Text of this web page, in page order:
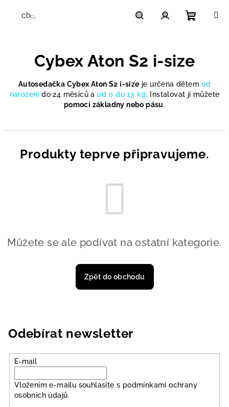
košík
Cybex Aton S2 i-size
Autosedačka Cybex Aton S2 i-size je určena dětemod
narození do 24 měsíců aod 0 do 13 kg. Instalovat ji můžete
pomocí základny nebo pásu.
Produkty teprve připravujeme.
Můžete se ale podívat na ostatní kategorie.
Zpět do obchodu
Odebírat newsletter
E-mail
Vložením e-mailu souhlasíte s podmínkami ochrany
osobních údajů